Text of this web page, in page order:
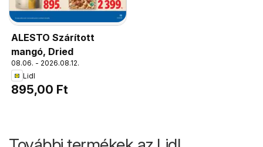
ALESTO Szárított
mangó, Dried
08.06. - 2026.08.12.
Lidl
895,00 Ft